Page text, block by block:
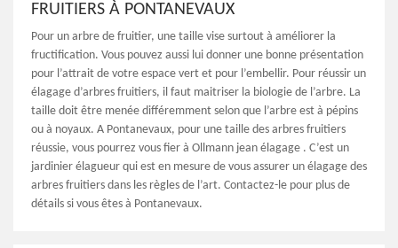
FRUITIERS À PONTANEVAUX
Pour un arbre de fruitier, une taille vise surtout à améliorer la
fructification. Vous pouvez aussi lui donner une bonne présentation
pour l’attrait de votre espace vert et pour l’embellir. Pour réussir un
élagage d’arbres fruitiers, il faut maitriser la biologie de l’arbre. La
taille doit être menée différemment selon que l’arbre est à pépins
ou à noyaux. A Pontanevaux, pour une taille des arbres fruitiers
réussie, vous pourrez vous fier à Ollmann jean élagage . C’est un
jardinier élagueur qui est en mesure de vous assurer un élagage des
arbres fruitiers dans les règles de l’art. Contactez-le pour plus de
détails si vous êtes à Pontanevaux.